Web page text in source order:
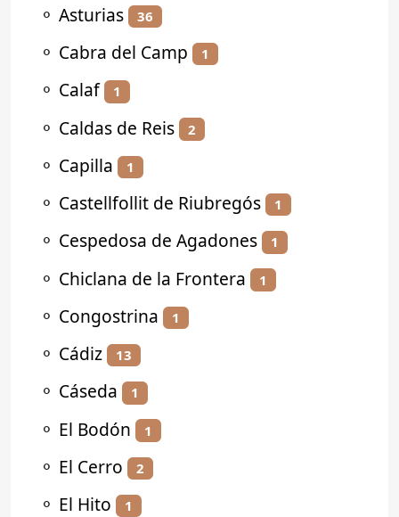
⚬ Asturias 36
⚬ Cabra del Camp 1
⚬ Calaf 1
⚬ Caldas de Reis 2
⚬ Capilla 1
⚬ Castellfollit de Riubregós 1
⚬ Cespedosa de Agadones 1
⚬ Chiclana de la Frontera 1
⚬ Congostrina 1
⚬ Cádiz 13
⚬ Cáseda 1
⚬ El Bodón 1
⚬ El Cerro 2
⚬ El Hito 1